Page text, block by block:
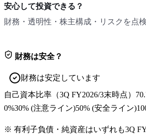
安心して投資できる？
財務・透明性・株主構成・リスクを点検
財務は安全？
財務は安定しています
自己資本比率 （3Q FY2026/3末時点）
0%30% (注意ライン)50% (安全ライン)
※ 有利子負債・純資産はいずれも3Q